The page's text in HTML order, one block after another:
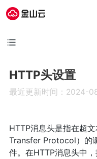
HTTP头设置
最近更新时间：2024-
HTTP消息头是指在超
Transfer Protocol）的
件。在HTTP消息头中